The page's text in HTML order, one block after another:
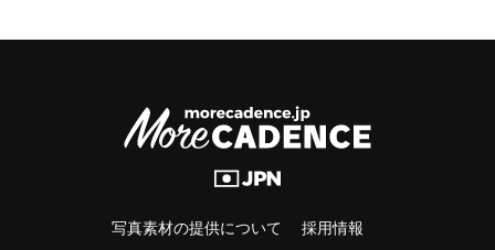
写真素材の提供について 採用情報